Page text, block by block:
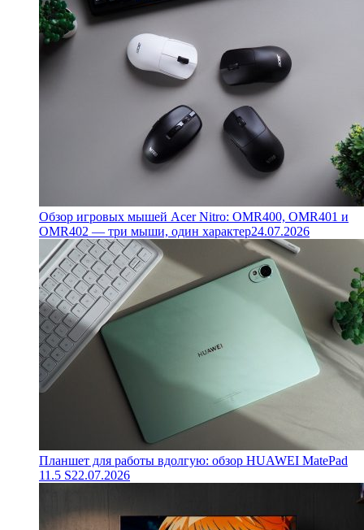
Обзор игровых мышей Acer Nitro: OMR400, OMR401 и
OMR402 — три мыши, один характер24.07.2026
Планшет для работы вдолгую: обзор HUAWEI MatePad
11.5 S22.07.2026